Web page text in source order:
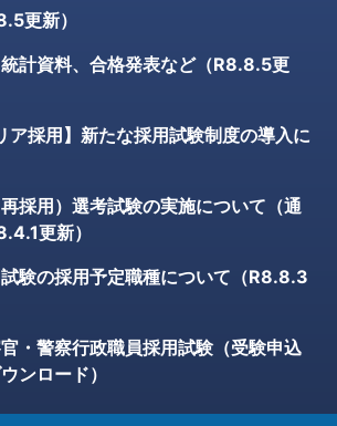
更新）
計資料、合格発表など（R8.8.5更
ア採用】新たな採用試験制度の導入に
採用）選考試験の実施について（通
更新）
験の採用予定職種について（R8.8.3
・警察行政職員採用試験（受験申込
ンロード）